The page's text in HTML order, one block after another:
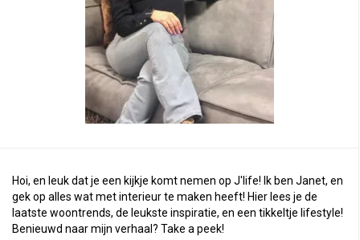
Hoi, en leuk dat je een kijkje komt nemen op J'life! Ik ben Janet, en
gek op alles wat met interieur te maken heeft! Hier lees je de
laatste woontrends, de leukste inspiratie, en een tikkeltje lifestyle!
Benieuwd naar mijn verhaal? Take a peek!